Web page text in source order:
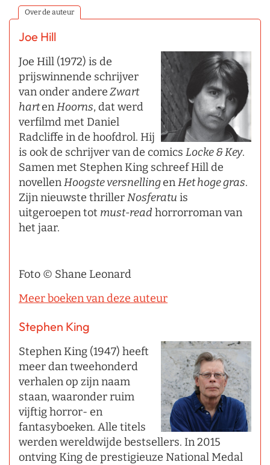
Over de auteur
Joe Hill
Joe Hill (1972) is de
prijswinnende schrijver
van onder andereZwart
hartenHoorns, dat werd
verfilmd met Daniel
Radcliffe in de hoofdrol. Hij
is ook de schrijver van de comics Locke & Key.
Samen met Stephen King schreef Hill de
novellenHoogste versnellingenHet hoge gras.
Zijn nieuwste thrillerNosferatu is
uitgeroepen tot must-read horrorroman van
het jaar.
Foto © Shane Leonard
Meer boeken van deze auteur
Stephen King
Stephen King (1947) heeft
meer dan tweehonderd
verhalen op zijn naam
staan, waaronder ruim
vijftig horror- en
fantasyboeken. Alle titels
werden wereldwijde bestsellers. In 2015
ontving King de prestigieuze National Medal